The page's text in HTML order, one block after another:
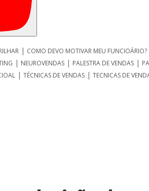
| COMO DEVO MOTIVAR MEU FUNCIOÁRIO?
| NEUROVENDAS| PALESTRA DE VENDAS|
|TÉCNICAS DE VENDAS |TECNICAS DE